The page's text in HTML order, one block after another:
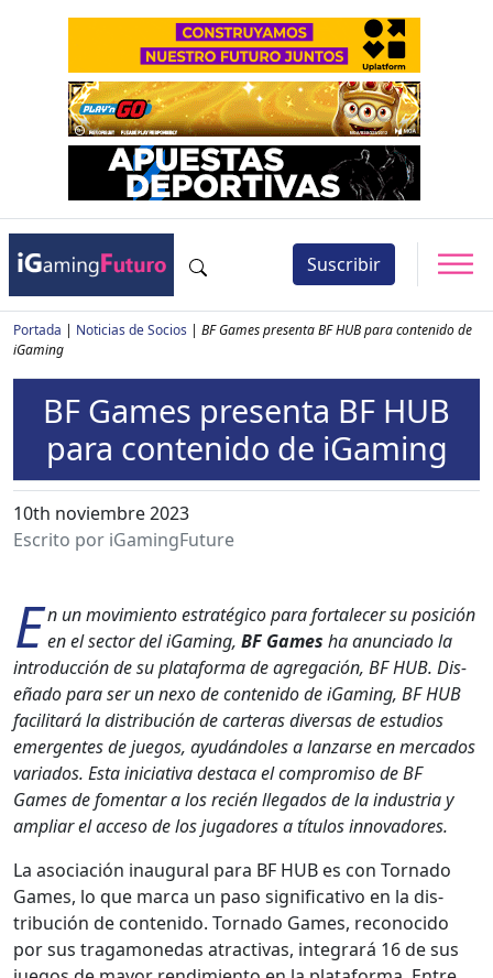
Suscribir
Portada | Noticias de Socios | BF Games presenta BF HUB para contenido de
iGaming
BF Games presenta BF HUB
para contenido de iGaming
10th noviembre 2023
Escrito por iGamingFuture
En un movimien­to estratégi­co para for­t­ale­cer su posi­ción
en el sec­tor del iGam­ing, BF Games ha anun­ci­a­do la
intro­duc­ción de su platafor­ma de agre­gación, BF HUB. Dis­
eña­do para ser un nexo de con­tenido de iGam­ing, BF HUB
facil­i­tará la dis­tribu­ción de carteras diver­sas de estu­dios
emer­gentes de jue­gos, ayudán­doles a lan­zarse en mer­ca­dos
vari­a­dos. Esta ini­cia­ti­va desta­ca el com­pro­miso de BF
Games de fomen­tar a los recién lle­ga­dos de la indus­tria y
ampli­ar el acce­so de los jugadores a títu­los inno­vadores.
La aso­ciación inau­gur­al para BF HUB es con Tor­na­do
Games, lo que mar­ca un paso sig­ni­fica­ti­vo en la dis­
tribu­ción de con­tenido. Tor­na­do Games, recono­ci­do
por sus trag­a­monedas atrac­ti­vas, inte­grará 16 de sus